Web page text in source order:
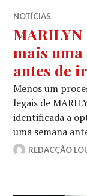
NOTÍCIAS
mais uma
antes de
Menos um
legais de
identificada a
uma semana
REDACÇÃO